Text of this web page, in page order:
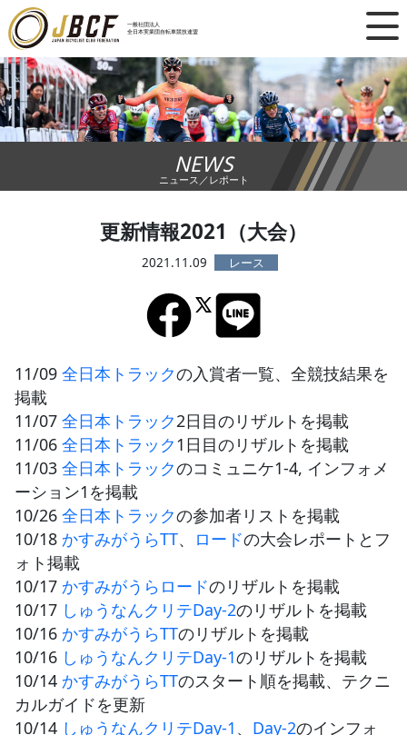
一般社団法人
全日本実業団自転車競技連盟
×
ニュース
レース日程
ランキング
チーム・選手
競技ガイド
エントリー
JBCF ROAD SERIESとは
NEWS
ニュース／レポート
更新情報2021（大会）
2021.11.09
11/09 全日本トラックの入賞者一覧、全競技結果を
掲載
11/07 全日本トラック2日目のリザルトを掲載
11/06 全日本トラック1日目のリザルトを掲載
11/03 全日本トラックのコミュニケ1-4, インフォメ
ーション1を掲載
10/26 全日本トラックの参加者リストを掲載
10/18 かすみがうらTT、 ロードの大会レポートとフ
ォト掲載
10/17 かすみがうらロードのリザルトを掲載
10/17 しゅうなんクリテDay-2のリザルトを掲載
10/16 かすみがうらTTのリザルトを掲載
10/16 しゅうなんクリテDay-1のリザルトを掲載
10/14 かすみがうらTTのスタート順を掲載、テクニ
カルガイドを更新
10/14 しゅうなんクリテDay-1 、 Day-2のインフォ